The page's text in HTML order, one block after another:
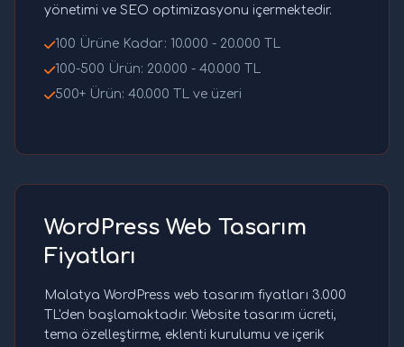
yönetimi ve SEO optimizasyonu içermektedir.
100 Ürüne Kadar: 10.000 - 20.000 TL
100-500 Ürün: 20.000 - 40.000 TL
500+ Ürün: 40.000 TL ve üzeri
WordPress Web Tasarım
Fiyatları
Malatya WordPress web tasarım fiyatları 3.000
TL'den başlamaktadır. Website tasarım ücreti,
tema özelleştirme, eklenti kurulumu ve içerik